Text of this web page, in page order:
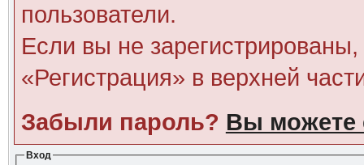
пользователи.
Если вы не
«Регистрация» в верхней
Забыли пароль? Вы можете
Вход